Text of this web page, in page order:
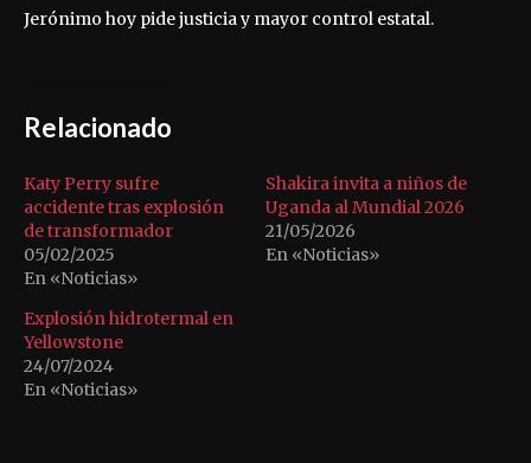
Jerónimo hoy pide justicia y mayor control estatal.
Relacionado
Katy Perry sufre
accidente tras explosión
de transformador
05/02/2025
En «Noticias»
Shakira invita a niños de
Uganda al Mundial 2026
21/05/2026
En «Noticias»
Explosión hidrotermal en
Yellowstone
24/07/2024
En «Noticias»